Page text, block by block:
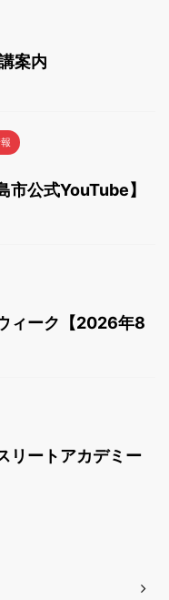
案内
市公式YouTube】
ィーク【2026年8
リートアカデミー